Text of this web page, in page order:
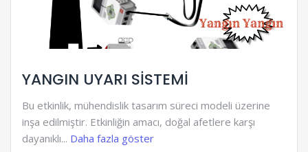
YANGIN UYARI SİSTEMİ
Bu etkinlik, mühendislik tasarım süreci modeli üzerine
inşa edilmiştir. Etkinliğin amacı, doğal afetlere karşı
dayanıklı... Daha fazla göster